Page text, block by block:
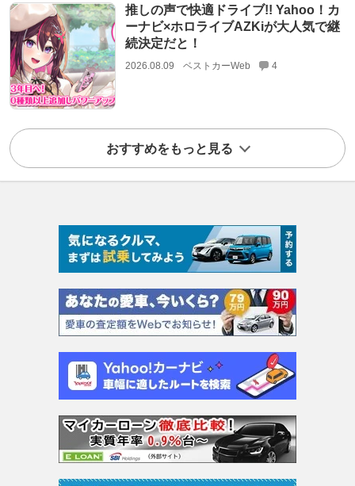
推しの声で快適ドライブ!! Yahoo！カ
ーナビ×ホロライブAZKiが大人気で継
続決定だと！
2026.08.09 ベストカーWeb 4
おすすめをもっと見る